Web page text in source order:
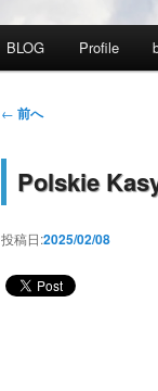
メインコンテンツ
サブコンテンツへ
BLOG Profile
投稿ナビゲーション
← 前へ
Polskie
投稿日:2025/02/08